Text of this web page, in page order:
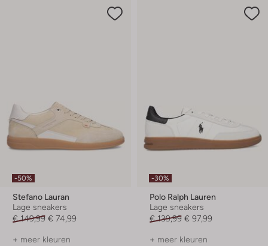
-50%
Stefano Lauran
Lage sneakers
€ 149,99 € 74,99
+ meer kleuren
-30%
Polo Ralph Lauren
Lage sneakers
€ 139,99 € 97,99
+ meer kleuren